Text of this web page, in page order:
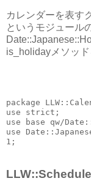
カレンダーを表す
というモジュール
is_holidayメソッド
package
use strict;
use base qw/
use
1;
LLW::Schedule